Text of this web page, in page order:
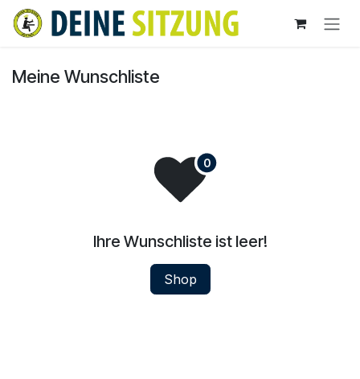
Zum Inhalt springen
Meine Wunschliste
Ihre Wunschliste ist leer!
Shop